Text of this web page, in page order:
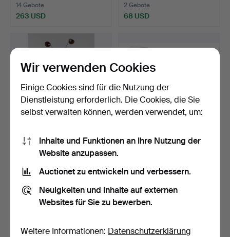
14 Gebote
263 USD
2 Gebote
68 USD
JOHN LEWIS; EINE "RHYS"
RETRO 3-LICHT STEH…
1 Gebot
54 USD
EIN PAAR
34 USD
Wir verwenden Cookies
Einige Cookies sind für die Nutzung der
Dienstleistung erforderlich. Die Cookies, die Sie
selbst verwalten können, werden verwendet, um:
Inhalte und Funktionen an Ihre Nutzung der
Website anzupassen.
Auctionet zu entwickeln und verbessern.
Neuigkeiten und Inhalte auf externen
Websites für Sie zu bewerben.
Weitere Informationen: Datenschutzerklärung